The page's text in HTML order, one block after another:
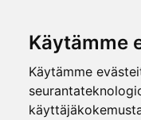
Käytämme
Käytämme